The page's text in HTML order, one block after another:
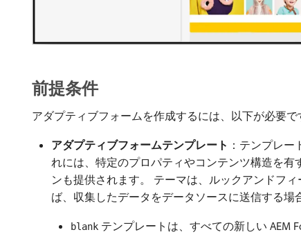
前提条件
アダプティブフォームを作成するには、以下が必要で
アダプティブフォームテンプレート ：テンプレ
れには、特定のプロパティやコンテンツ構造を
ンも提供されます。 テーマは、ルックアンドフ
ば、収集したデータをデータソースに送信する場
blank テンプレートは、すべての新しい AEM